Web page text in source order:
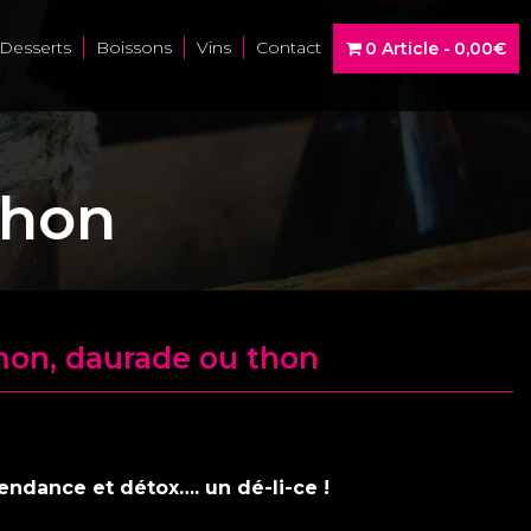
Boissons Vins Contact 0 Article 0,00€
daurade ou thon
et détox…. un dé-li-ce !